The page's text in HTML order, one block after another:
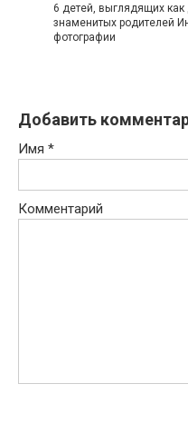
6 детей, выглядящих
знаменитых родителей
фотографии
Добавить
Имя *
Комментарий